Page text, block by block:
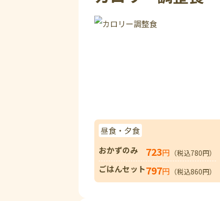
昼食・夕食
おかずのみ
723円 （税込780円）
ごはんセット797円 （税込860円）